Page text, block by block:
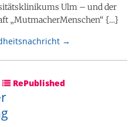
Ulm – und der
„MutmacherMenschen“ {…}
→
RePublished